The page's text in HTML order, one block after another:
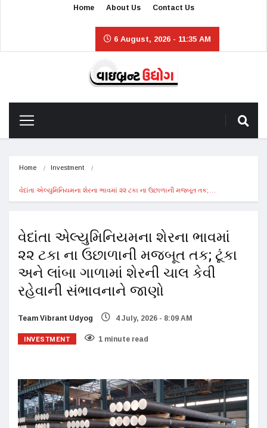
Home About Us Contact Us
6 August, 2026 - 11:35 AM
Home Investment
વેદાંતા એલ્યુમિનિયમના શેરના ભાવમાં ૨૨ ટકા ના ઉછાળાની મજબૂત તક;…
વેદાંતા એલ્યુમિનિયમના શેરના ભાવમાં
૨૨ ટકા ના ઉછાળાની મજબૂત તક; ટૂંકા
અને લાંબા ગાળામાં શેરની ચાલ કેવી
રહેવાની સંભાવનાને જાણો
Team Vibrant Udyog 4 July, 2026 - 8:09 AM
INVESTMENT 1 minute read